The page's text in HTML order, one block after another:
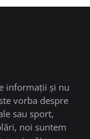
informații și nu
vorba despre
sau sport,
noi suntem